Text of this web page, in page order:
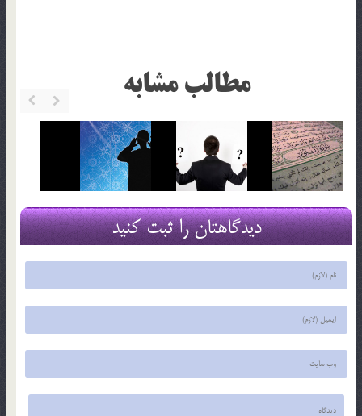
مطالب مشابه
دیدگاهتان را ثبت کنید